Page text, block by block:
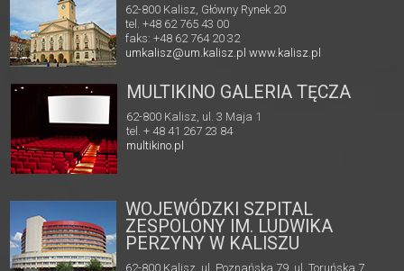
62-800 Kalisz, Główny Rynek 20
tel. +48 62 765 43 00
faks: +48 62 764 20 32
umkalisz@um.kalisz.plwww.kalisz.pl
MULTIKINO GALERIA TĘCZA
62-800 Kalisz, ul. 3 Maja 1
tel. + 48 41 267 23 84
multikino.pl
WOJEWÓDZKI SZPITAL
ZESPOLONY IM. LUDWIKA
PERZYNY W KALISZU
62-800 Kalisz, ul. Poznańska 79, ul. Toruńska 7